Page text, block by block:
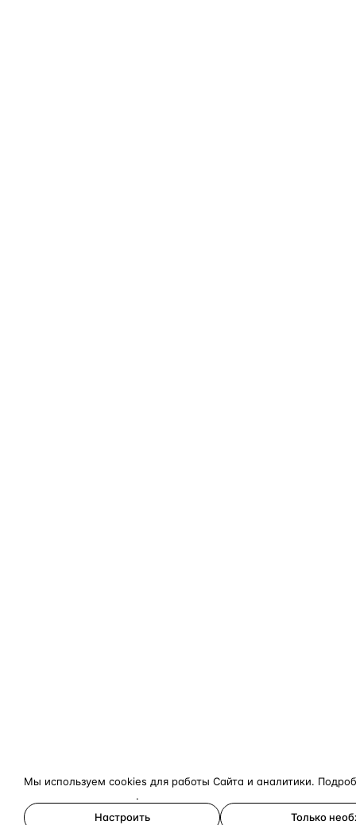
Мы используем cookies для работы Сайта и аналитики.
.
Настроить
Только